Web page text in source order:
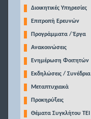
Διοικητικές Υπηρεσίες
Επιτροπή Ερευνών
Προγράμματα / Έργα
Ανακοινώσεις
Ενημέρωση Φοιτητών
Εκδηλώσεις / Συνέδρια
Μεταπτυχιακά
Προκηρύξεις
Θέματα Συγκλήτου ΤΕΙ